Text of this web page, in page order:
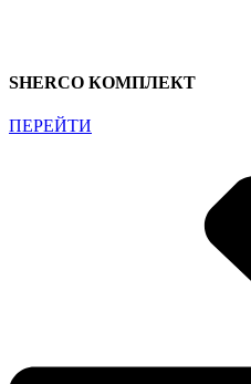
SHERCO КОМПЛЕКТ
ПЕРЕЙТИ